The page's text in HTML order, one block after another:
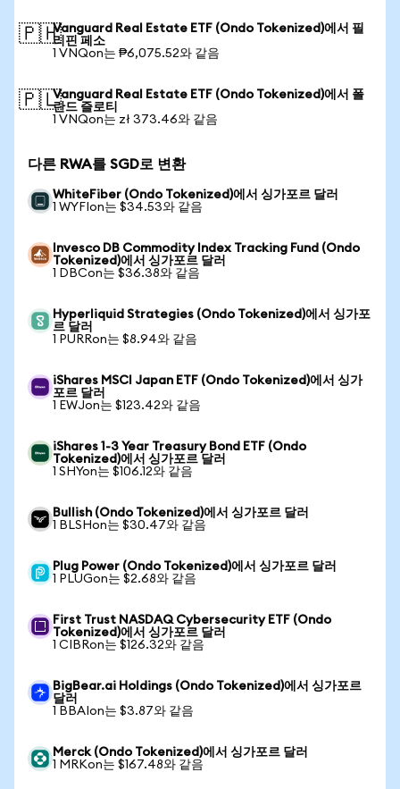
🇵🇭Vanguard Real Estate ETF (Ondo Tokenized)에서 필
리핀 페소
1 VNQon는 ₱6,075.52와 같음
🇵🇱Vanguard Real Estate ETF (Ondo Tokenized)에서 폴
란드 즐로티
1 VNQon는 zł 373.46와 같음
다른 RWA를 SGD로 변환
WhiteFiber (Ondo Tokenized)에서 싱가포르 달러
1 WYFIon는 $34.53와 같음
Invesco DB Commodity Index Tracking Fund (Ondo
Tokenized)에서 싱가포르 달러
1 DBCon는 $36.38와 같음
Hyperliquid Strategies (Ondo Tokenized)에서 싱가포
르 달러
1 PURRon는 $8.94와 같음
iShares MSCI Japan ETF (Ondo Tokenized)에서 싱가
포르 달러
1 EWJon는 $123.42와 같음
iShares 1-3 Year Treasury Bond ETF (Ondo
Tokenized)에서 싱가포르 달러
1 SHYon는 $106.12와 같음
Bullish (Ondo Tokenized)에서 싱가포르 달러
1 BLSHon는 $30.47와 같음
Plug Power (Ondo Tokenized)에서 싱가포르 달러
1 PLUGon는 $2.68와 같음
First Trust NASDAQ Cybersecurity ETF (Ondo
Tokenized)에서 싱가포르 달러
1 CIBRon는 $126.32와 같음
BigBear.ai Holdings (Ondo Tokenized)에서 싱가포르
달러
1 BBAIon는 $3.87와 같음
Merck (Ondo Tokenized)에서 싱가포르 달러
1 MRKon는 $167.48와 같음